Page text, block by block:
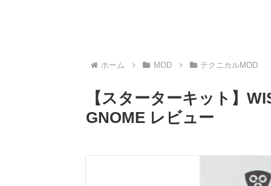
ホーム MOD テクニカルMOD
【スターターキット】
GNOME レビュー